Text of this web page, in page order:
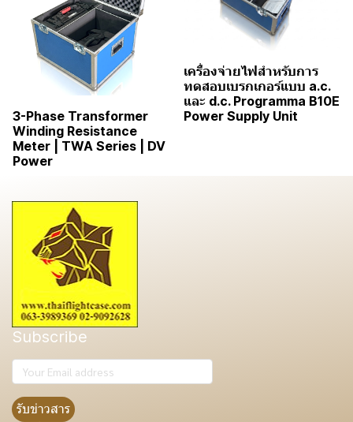
3-Phase Transformer
Winding Resistance
Meter | TWA Series | DV
Power
เครื่องจ่ายไฟสำหรับการ
ทดสอบเบรกเกอร์แบบ a.c.
และ d.c. Programma B10E
Power Supply Unit
Subscribe
รับข่าวสาร